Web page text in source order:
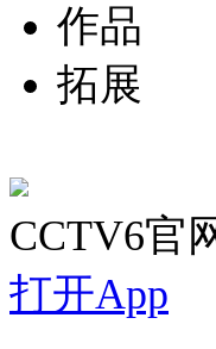
作品
拓展
CCTV6官
打开App